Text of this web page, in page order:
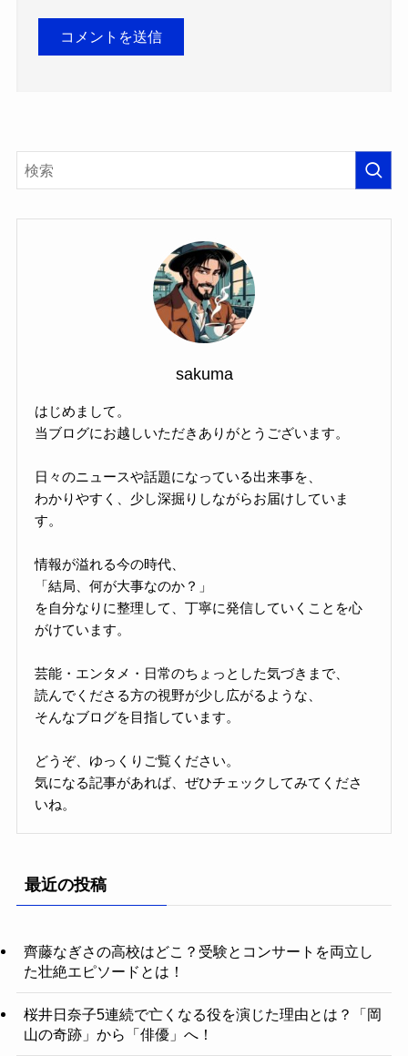
sakuma
はじめまして。
当ブログにお越しいただきありがとうございます。
日々のニュースや話題になっている出来事を、
わかりやすく、少し深掘りしながらお届けしていま
す。
情報が溢れる今の時代、
「結局、何が大事なのか？」
を自分なりに整理して、丁寧に発信していくことを心
がけています。
芸能・エンタメ・日常のちょっとした気づきまで、
読んでくださる方の視野が少し広がるような、
そんなブログを目指しています。
どうぞ、ゆっくりご覧ください。
気になる記事があれば、ぜひチェックしてみてくださ
いね。
最近の投稿
齊藤なぎさの高校はどこ？受験とコンサートを両立し
た壮絶エピソードとは！
桜井日奈子5連続で亡くなる役を演じた理由とは？「岡
山の奇跡」から「俳優」へ！